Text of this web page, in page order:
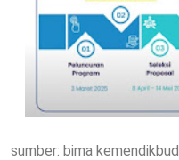
sumber: bima kemendikbud